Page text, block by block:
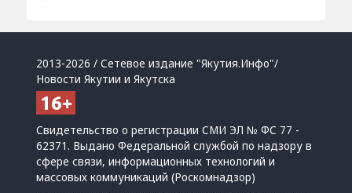
2013-2026 / Сетевое издание "Якутия.Инфо"/
Новости Якутии и Якутска
Свидетельство о регистрации СМИ ЭЛ № ФС 77 -
62371. Выдано Федеральной службой по надзору в
сфере связи, информационных технологий и
массовых коммуникаций (Роскомнадзор)